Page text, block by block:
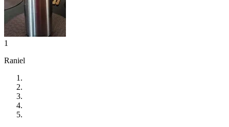
1
Raniel